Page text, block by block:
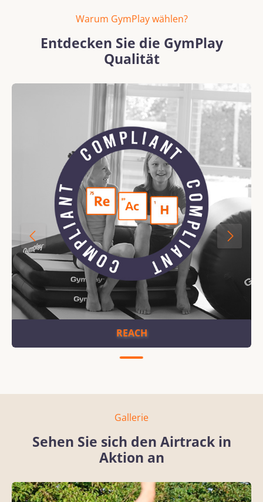
Warum GymPlay wählen?
Entdecken Sie die GymPlay
Qualität
Bildergalerie überspringen
REACH
REACH
Gallerie
Sehen Sie sich den Airtrack in
Aktion an